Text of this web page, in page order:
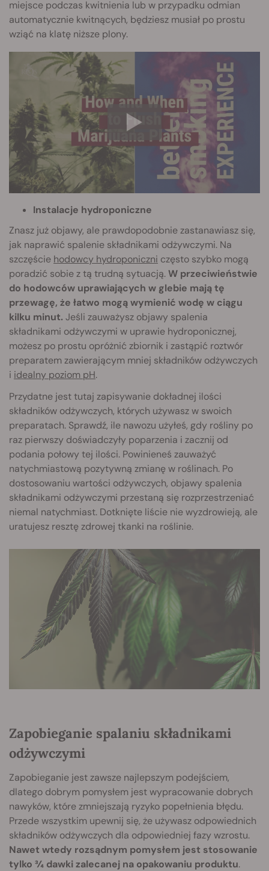
miejsce podczas kwitnienia lub w przypadku odmian
automatycznie kwitnących, będziesz musiał po prostu
wziąć na klatę niższe plony.
Instalacje hydroponiczne
Znasz już objawy, ale prawdopodobnie zastanawiasz się,
jak naprawić spalenie składnikami odżywczymi. Na
szczęście hodowcy hydroponiczni często szybko mogą
poradzić sobie z tą trudną sytuacją.W przeciwieństwie
do hodowców uprawiających w glebie mają tę
przewagę, że łatwo mogą wymienić wodę w ciągu
kilku minut. Jeśli zauważysz objawy spalenia
składnikami odżywczymi w uprawie hydroponicznej,
możesz po prostu opróżnić zbiornik i zastąpić roztwór
preparatem zawierającym mniej składników odżywczych
i idealny poziom pH.
Przydatne jest tutaj zapisywanie dokładnej ilości
składników odżywczych, których używasz w swoich
preparatach. Sprawdź, ile nawozu użyłeś, gdy rośliny po
raz pierwszy doświadczyły poparzenia i zacznij od
podania połowy tej ilości. Powinieneś zauważyć
natychmiastową pozytywną zmianę w roślinach. Po
dostosowaniu wartości odżywczych, objawy spalenia
składnikami odżywczymi przestaną się rozprzestrzeniać
niemal natychmiast. Dotknięte liście nie wyzdrowieją, ale
uratujesz resztę zdrowej tkanki na roślinie.
Zapobieganie spalaniu składnikami
odżywczymi
Zapobieganie jest zawsze najlepszym podejściem,
dlatego dobrym pomysłem jest wypracowanie dobrych
nawyków, które zmniejszają ryzyko popełnienia błędu.
Przede wszystkim upewnij się, że używasz odpowiednich
składników odżywczych dla odpowiedniej fazy wzrostu.
Nawet wtedy rozsądnym pomysłem jest stosowanie
tylko ¾ dawki zalecanej na opakowaniu produktu.